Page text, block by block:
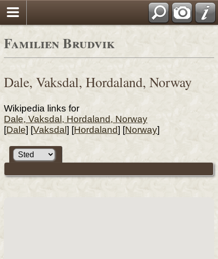
Familien Brudvik
Dale, Vaksdal, Hordaland, Norway
Wikipedia links for
Dale, Vaksdal, Hordaland, Norway
[Dale] [Vaksdal] [Hordaland] [Norway]